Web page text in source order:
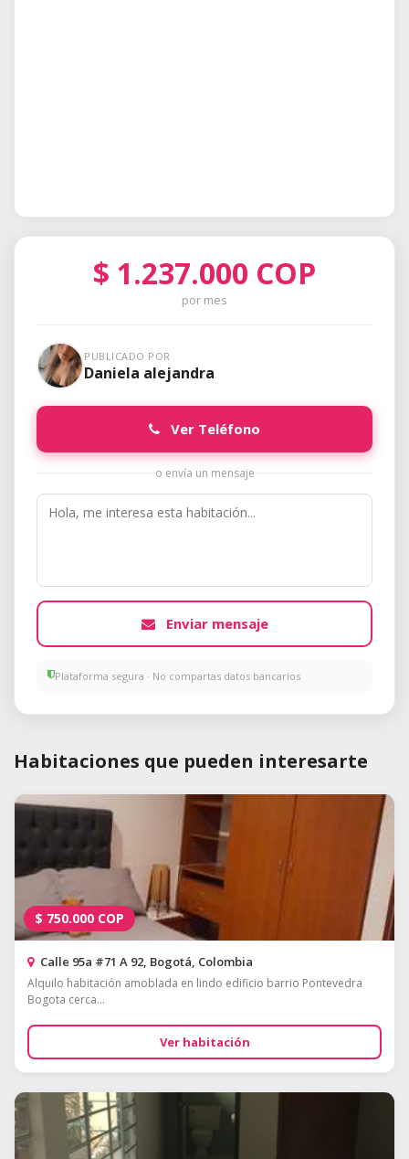
$ 1.237.000 COP
por mes
PUBLICADO POR
Daniela alejandra
Ver Teléfono
o envía un mensaje
Enviar mensaje
Plataforma segura · No compartas datos bancarios
Habitaciones que pueden interesarte
$ 750.000 COP
Calle 95a #71 A 92, Bogotá, Colombia
Alquilo habitación amoblada en lindo edificio barrio Pontevedra
Bogota cerca...
Ver habitación